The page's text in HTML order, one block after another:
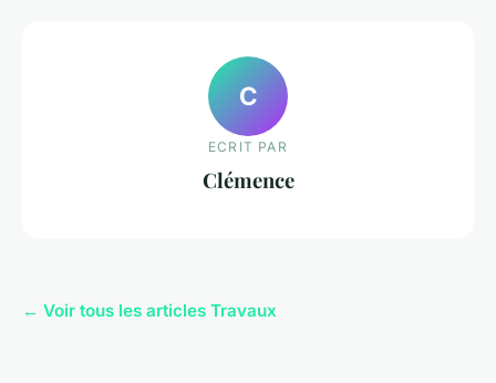
C
ECRIT PAR
Clémence
← Voir tous les articles Travaux